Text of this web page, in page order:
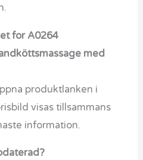
for A0264
med
produktlanken i
visas tillsammans
information.